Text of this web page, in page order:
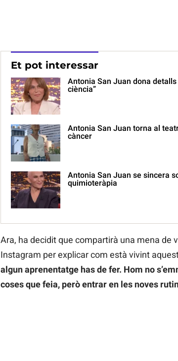
Et pot interessar
Antonia San Juan dona
ciència”
Antonia San Juan torna al
càncer
Antonia San Juan se sincera
quimioteràpia
Ara, ha decidit que compartirà una mena de
Instagram per explicar com està vivint
algun aprenentatge has de fer. Hom no
coses que feia, però entrar en les noves